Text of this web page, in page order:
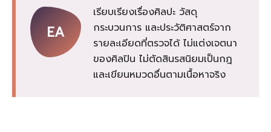
EA
เรียบเรียงเรื่องศิลปะ วัสดุ
กระบวนการ และประวัติศาสตร์จาก
รายละเอียดที่ตรวจได้ ไม่แต่งเจตนา
ของศิลปิน ไม่ตัดสินรสนิยมเป็นกฎ
และเขียนหมวดอื่นตามเนื้อหาจริง